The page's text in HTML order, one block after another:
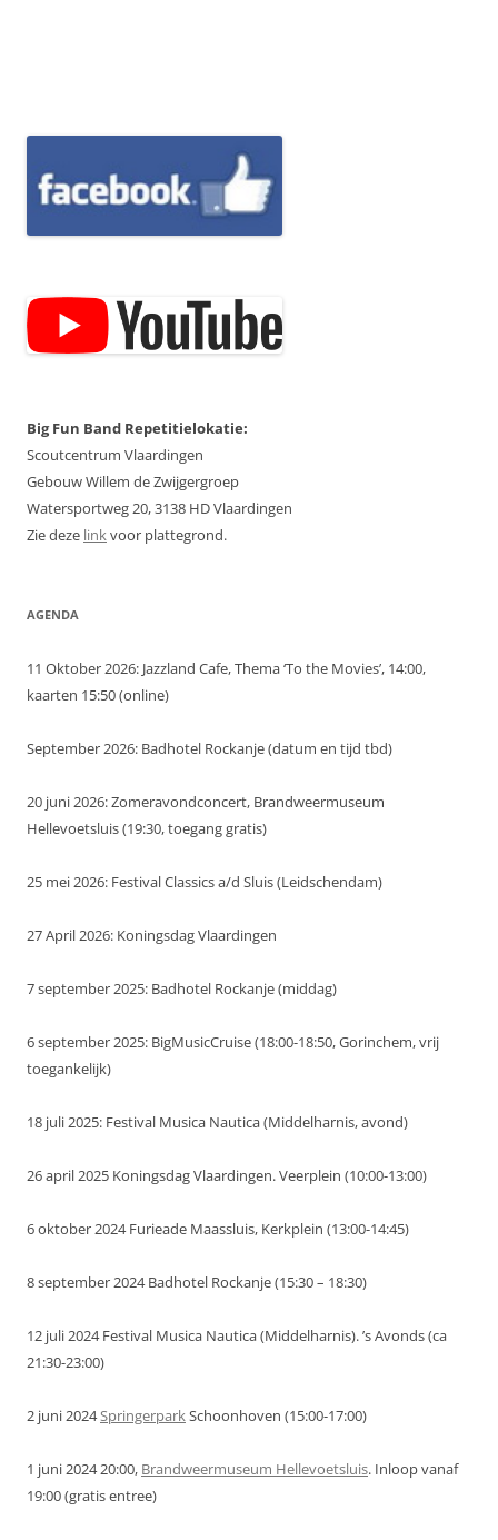
Big Fun Band Repetitielokatie:
Scoutcentrum Vlaardingen
Gebouw Willem de Zwijgergroep
Watersportweg 20, 3138 HD Vlaardingen
Zie deze linkvoor plattegrond.
AGENDA
11 Oktober 2026: Jazzland Cafe, Thema ‘To the Movies’, 14:00,
kaarten 15:50 (online)
September 2026: Badhotel Rockanje (datum en tijd tbd)
20 juni 2026: Zomeravondconcert, Brandweermuseum
Hellevoetsluis (19:30, toegang gratis)
25 mei 2026: Festival Classics a/d Sluis (Leidschendam)
27 April 2026: Koningsdag Vlaardingen
7 september 2025: Badhotel Rockanje (middag)
6 september 2025: BigMusicCruise (18:00-18:50, Gorinchem, vrij
toegankelijk)
18 juli 2025: Festival Musica Nautica (Middelharnis, avond)
26 april 2025 Koningsdag Vlaardingen. Veerplein (10:00-13:00)
6 oktober 2024 Furieade Maassluis, Kerkplein (13:00-14:45)
8 september 2024 Badhotel Rockanje (15:30 – 18:30)
12 juli 2024 Festival Musica Nautica (Middelharnis). ’s Avonds (ca
21:30-23:00)
2 juni 2024SpringerparkSchoonhoven (15:00-17:00)
1 juni 2024 20:00, Brandweermuseum Hellevoetsluis. Inloop vanaf
19:00 (gratis entree)